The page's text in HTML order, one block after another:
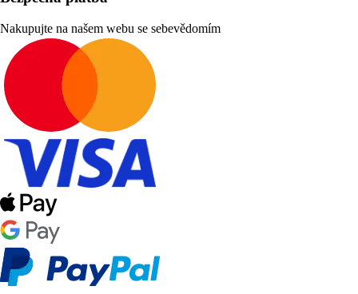
Nakupujte na našem webu se sebevědomím